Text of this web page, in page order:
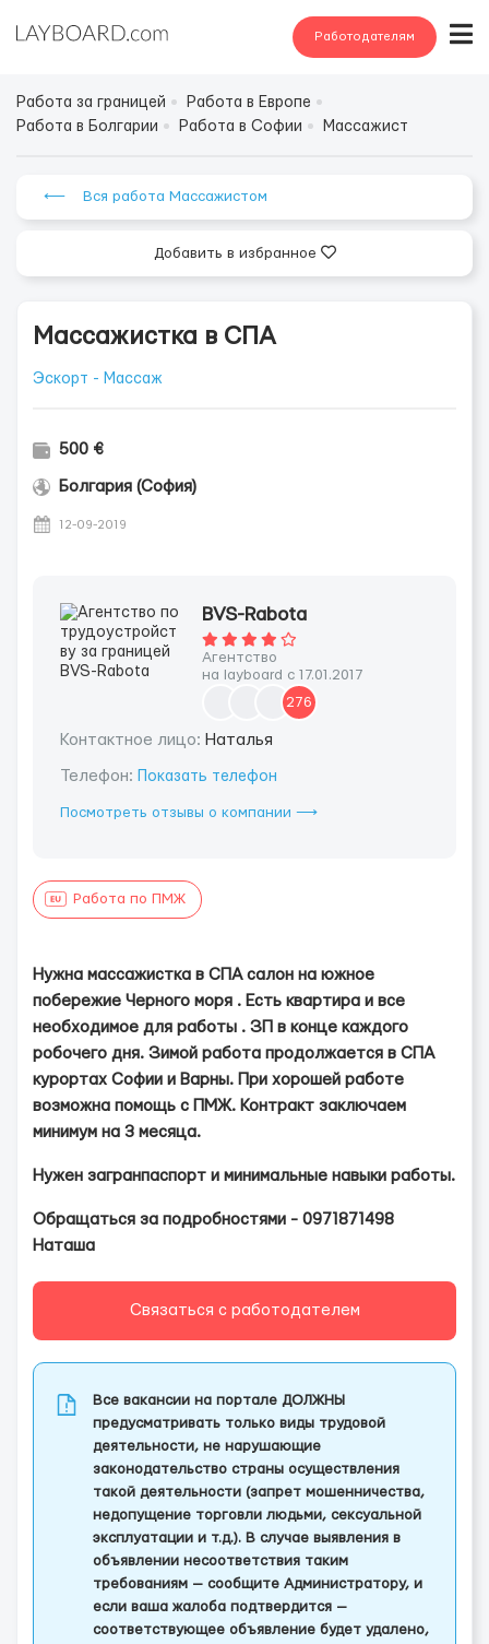
Работодателям
Работа за границей
Работа в Европе
Работа в Болгарии
Работа в Софии Массажист
⟵ Вся работа Массажистом
Добавить в избранное
Массажистка в СПА
Эскорт - Массаж
500 €
Болгария (София)
12-09-2019
BVS-Rabota
Агентство
на layboard с 17.01.2017
276
Контактное лицо: Наталья
Телефон: Показать телефон
Посмотреть отзывы о компании ⟶
Работа по ПМЖ
Нужна массажистка в СПА салон на южное
побережие Черного моря . Есть квартира и все
необходимое для работы . ЗП в конце каждого
робочего дня. Зимой работа продолжается в СПА
курортах Софии и Варны. При хорошей работе
возможна помощь с ПМЖ. Контракт заключаем
минимум на 3 месяца.
Нужен загранпаспорт и минимальные навыки работы.
Обращаться за подробностями - 0971871498
Наташа
Связаться с работодателем
Все вакансии на портале ДОЛЖНЫ
предусматривать только виды трудовой
деятельности, не нарушающие
законодательство страны осуществления
такой деятельности (запрет мошенничества,
недопущение торговли людьми, сексуальной
эксплуатации и т.д.). В случае выявления в
объявлении несоответствия таким
требованиям — сообщите Администратору, и
если ваша жалоба подтвердится —
соответствующее объявление будет удалено,